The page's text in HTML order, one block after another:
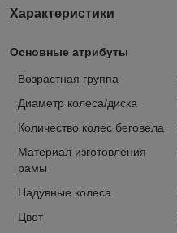
Характеристики
Основные атрибуты
Возрастная группа
Диаметр колеса/диска
Количество колес беговела
Материал изготовления
рамы
Надувные колеса
Цвет